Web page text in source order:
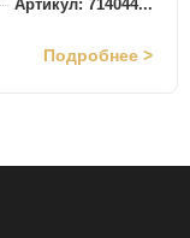
Артикул: 714044...
Подробнее >